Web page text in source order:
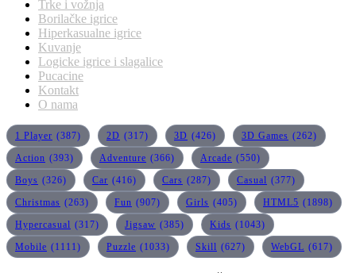
Trke i vožnja
Borilačke igrice
Hiperkasualne igrice
Kuvanje
Logicke igrice i slagalice
Pucacine
Kontakt
O nama
1 Player (387) 2D (317) 3D (426) 3D Games (262)
Action (393) Adventure (366) Arcade (550)
Boys (326) Car (416) Cars (287) Casual (377)
Christmas (263) Fun (907) Girls (405) HTML5 (1898)
Hypercasual (317) Jigsaw (385) Kids (1043)
Mobile (1111) Puzzle (1033) Skill (627) WebGL (617)